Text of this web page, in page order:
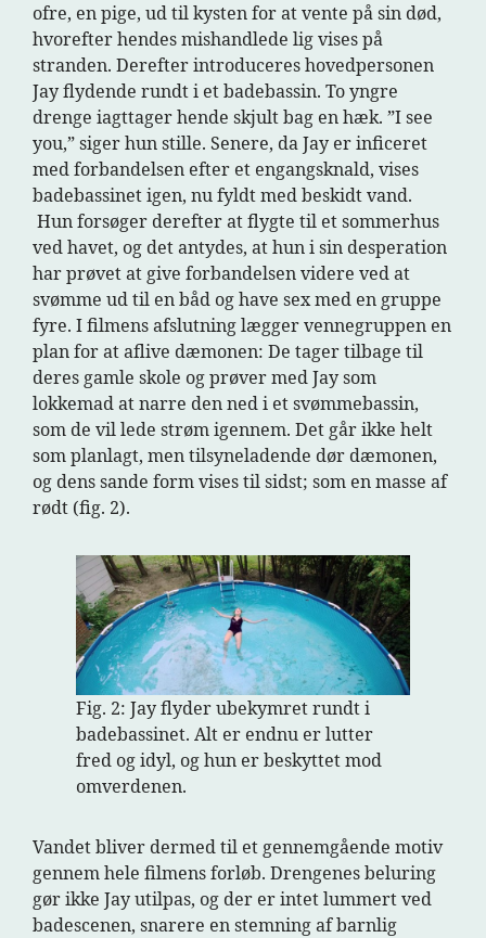
ofre, en pige, ud til kysten for at vente på sin død,
hvorefter hendes mishandlede lig vises på
stranden. Derefter introduceres hovedpersonen
Jay flydende rundt i et badebassin. To yngre
drenge iagttager hende skjult bag en hæk. ”I see
you,” siger hun stille. Senere, da Jay er inficeret
med forbandelsen efter et engangsknald, vises
badebassinet igen, nu fyldt med beskidt vand.
Hun forsøger derefter at flygte til et sommerhus
ved havet, og det antydes, at hun i sin desperation
har prøvet at give forbandelsen videre ved at
svømme ud til en båd og have sex med en gruppe
fyre. I filmens afslutning lægger vennegruppen en
plan for at aflive dæmonen: De tager tilbage til
deres gamle skole og prøver med Jay som
lokkemad at narre den ned i et svømmebassin,
som de vil lede strøm igennem. Det går ikke helt
som planlagt, men tilsyneladende dør dæmonen,
og dens sande form vises til sidst; som en masse af
rødt (fig. 2).
Fig. 2: Jay flyder ubekymret rundt i
badebassinet. Alt er endnu er lutter
fred og idyl, og hun er beskyttet mod
omverdenen.
Vandet bliver dermed til et gennemgående motiv
gennem hele filmens forløb. Drengenes beluring
gør ikke Jay utilpas, og der er intet lummert ved
badescenen, snarere en stemning af barnlig